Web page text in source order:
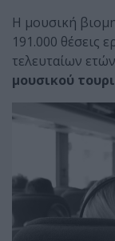
Η μουσική
191.000 θέσεις
τελευταίων
μουσικού